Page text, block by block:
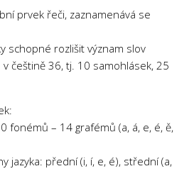
prvek řeči, zaznamenává se
schopné rozlišit význam slov
češtině 36, tj. 10 samohlásek, 25
fonémů – 14 grafémů (a, á, e, é, ě,
jazyka: přední (i, í, e, é), střední (a,